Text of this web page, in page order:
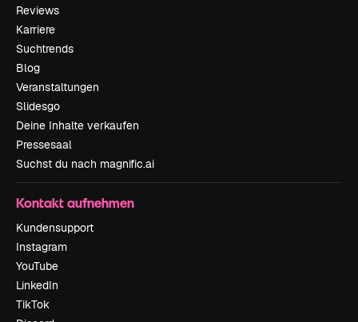
Reviews
Karriere
Suchtrends
Blog
Veranstaltungen
Slidesgo
Deine Inhalte verkaufen
Pressesaal
Suchst du nach magnific.ai
Kontakt aufnehmen
Kundensupport
Instagram
YouTube
LinkedIn
TikTok